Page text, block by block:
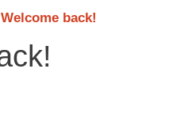
Welcome back!
notizia